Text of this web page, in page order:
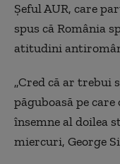
Șeful AUR, care
spus că România
atitudini
„Cred că ar trebui
păguboasă pe care
însemne al doilea
miercuri, George